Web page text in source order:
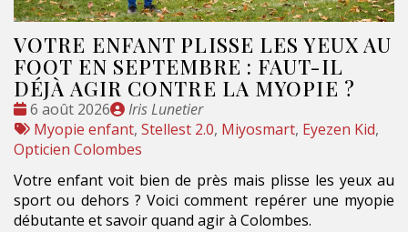
VOTRE ENFANT PLISSE LES YEUX AU
FOOT EN SEPTEMBRE : FAUT-IL
DÉJÀ AGIR CONTRE LA MYOPIE ?
Date
:
6 août 2026
Publié
par
Iris Lunetier
Tags
:
Myopie enfant, Stellest 2.0, Miyosmart, Eyezen Kid,
Opticien Colombes
Votre enfant voit bien de près mais plisse les yeux au
sport ou dehors ? Voici comment repérer une myopie
débutante et savoir quand agir à Colombes.